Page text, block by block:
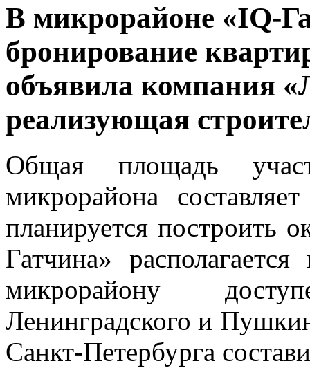
В микрорайоне «IQ-
бронирование
объявила компания
реализующая
Общая площадь
микрорайона
планируется построить
Гатчина»
микрорайону
Ленинградского и
Санкт-Петербурга